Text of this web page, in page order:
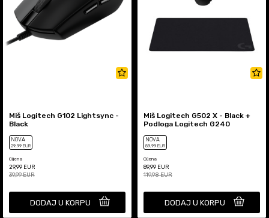
Miš Logitech G102 Lightsync -
Black
NOVA
29,99 EUR
Cijena
29,99 EUR
39,99EUR
DODAJ U KORPU
Miš Logitech G502 X - Black +
Podloga Logitech G240
NOVA
89,99 EUR
Cijena
89,99 EUR
119,98EUR
DODAJ U KORPU